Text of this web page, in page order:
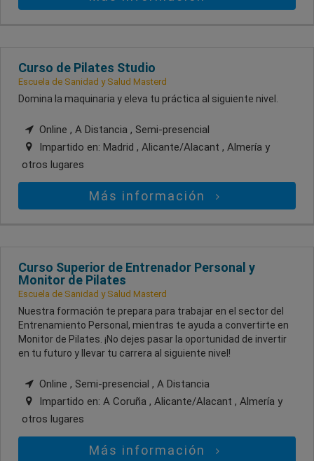
Curso de Pilates Studio
Escuela de Sanidad y Salud Masterd
Domina la maquinaria y eleva tu práctica al siguiente nivel.
Online , A Distancia , Semi-presencial
Impartido en: Madrid , Alicante/Alacant , Almería y
otros lugares
Más información
Curso Superior de Entrenador Personal y
Monitor de Pilates
Escuela de Sanidad y Salud Masterd
Nuestra formación te prepara para trabajar en el sector del
Entrenamiento Personal, mientras te ayuda a convertirte en
Monitor de Pilates. ¡No dejes pasar la oportunidad de invertir
en tu futuro y llevar tu carrera al siguiente nivel!
Online , Semi-presencial , A Distancia
Impartido en: A Coruña , Alicante/Alacant , Almería y
otros lugares
Más información